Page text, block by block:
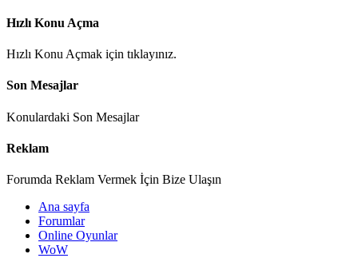
Hızlı Konu Açma
Hızlı Konu Açmak için tıklayınız.
Son Mesajlar
Konulardaki Son Mesajlar
Reklam
Forumda Reklam Vermek İçin Bize Ulaşın
Ana sayfa
Forumlar
Online Oyunlar
WoW